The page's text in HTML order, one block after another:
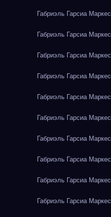
Габриэль Гарсиа
Габриэль Гарсиа
Габриэль Гарсиа
Габриэль Гарсиа
Габриэль Гарсиа
Габриэль Гарсиа
Габриэль Гарсиа
Габриэль Гарсиа
Габриэль Гарсиа
Габриэль Гарсиа